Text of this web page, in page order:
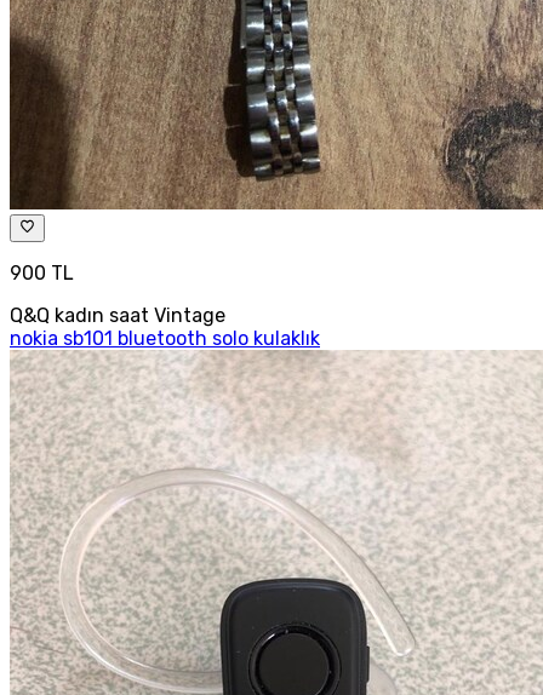
900 TL
Q&Q kadın saat Vintage
nokia sb101 bluetooth solo kulaklık